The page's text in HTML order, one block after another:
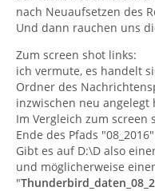
nach Neuaufsetzen des
Und dann rauchen uns
Zum screen shot links:
ich vermute, es handelt
Ordner des
inzwischen neu angelegt
Im Vergleich zum
Ende des Pfads
Gibt es auf D:\D also
und möglicherweise
"Thunderbird_daten